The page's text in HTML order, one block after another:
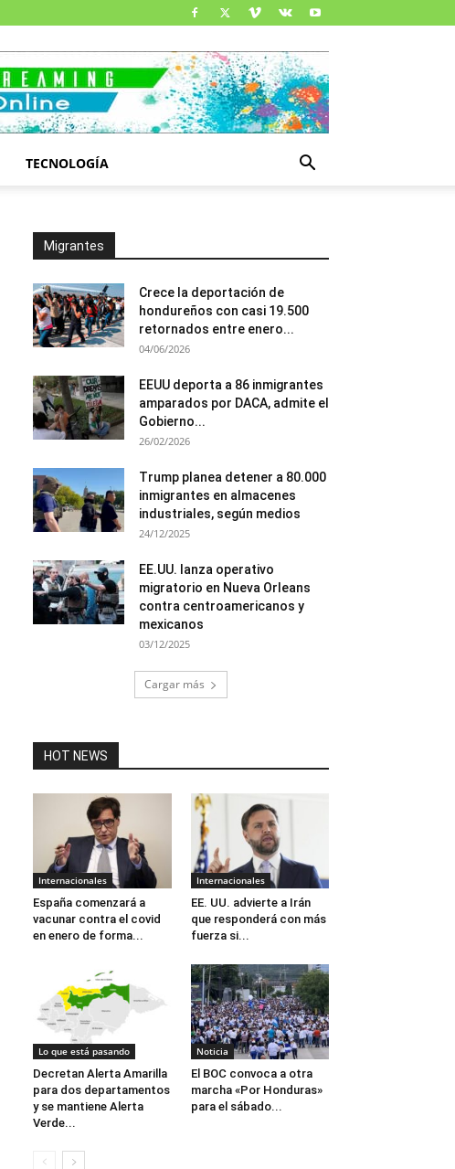
TECNOLOGÍA
Migrantes
Crece la deportación de
hondureños con casi 19.500
retornados entre enero...
04/06/2026
EEUU deporta a 86 inmigrantes
amparados por DACA, admite el
Gobierno...
26/02/2026
Trump planea detener a 80.000
inmigrantes en almacenes
industriales, según medios
24/12/2025
EE.UU. lanza operativo
migratorio en Nueva Orleans
contra centroamericanos y
mexicanos
03/12/2025
Cargar más
HOT NEWS
Internacionales
España comenzará a
vacunar contra el covid
en enero de forma...
Internacionales
EE. UU. advierte a Irán
que responderá con más
fuerza si...
Lo que está pasando
Decretan Alerta Amarilla
para dos departamentos
y se mantiene Alerta
Verde...
Noticia
El BOC convoca a otra
marcha «Por Honduras»
para el sábado...